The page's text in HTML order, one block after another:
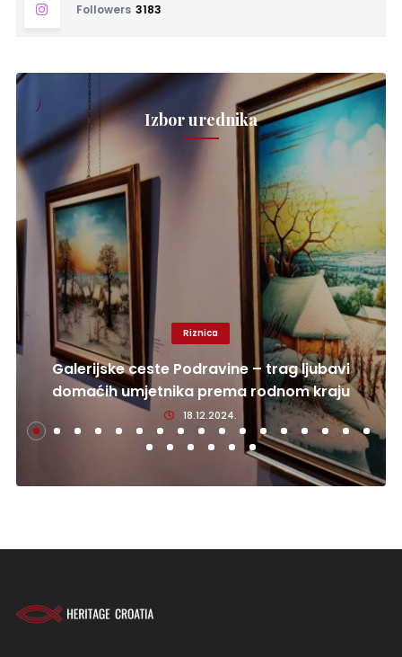
Followers 3183
Izbor urednika
Riznica
Galerijske ceste Podravine – trag ljubavi
domaćih umjetnika prema rodnom kraju
18.12.2024.